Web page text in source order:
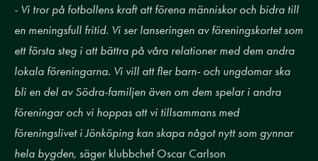
- Vi tror på fotbollens kraft att förena människor och bidra till
en meningsfull fritid. Vi ser lanseringen av föreningskortet som
ett första steg i att bättra på våra relationer med dem andra
lokala föreningarna. Vi vill att fler barn- och ungdomar ska
bli en del av Södra-familjen även om dem spelar i andra
föreningar och vi hoppas att vi tillsammans med
föreningslivet i Jönköping kan skapa något nytt som gynnar
hela bygden, säger klubbchef Oscar Carlson